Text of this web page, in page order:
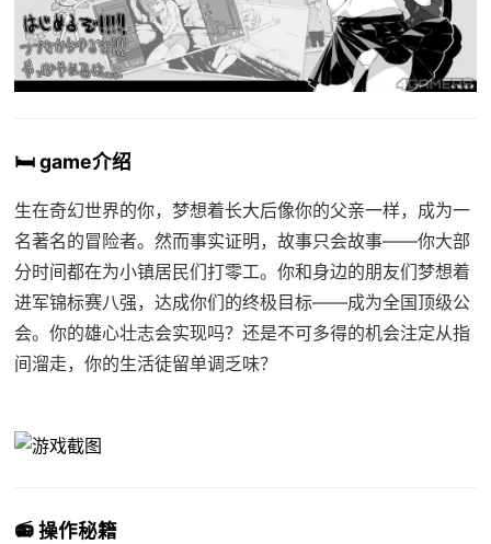
🛏️ game介绍
生在奇幻世界的你，梦想着长大后像你的父亲一样，成为一
名著名的冒险者。然而事实证明，故事只会故事——你大部
分时间都在为小镇居民们打零工。你和身边的朋友们梦想着
进军锦标赛八强，达成你们的终极目标——成为全国顶级公
会。你的雄心壮志会实现吗？还是不可多得的机会注定从指
间溜走，你的生活徒留单调乏味？
📻 操作秘籍